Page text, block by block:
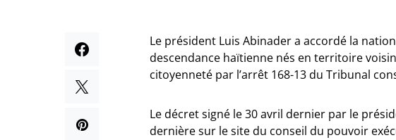
Le président Luis Abinader a accordé la
descendance haïtienne nés en territoire
citoyenneté par l’arrêt 168-13 du Tribunal
Le décret signé le 30 avril dernier par le
dernière sur le site du conseil du pouvoir